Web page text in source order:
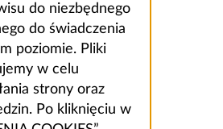
do niezbędnego
do świadczenia
poziomie. Pliki
w celu
strony oraz
Po kliknięciu w